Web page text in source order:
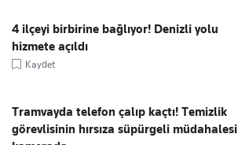
4 ilçeyi birbirine bağlıyor! Denizli yolu
hizmete açıldı
Kaydet
Tramvayda telefon çalıp kaçtı! Temizlik
görevlisinin hırsıza süpürgeli müdahalesi